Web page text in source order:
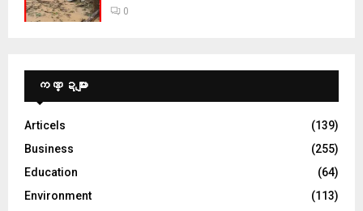
0
ကဏ္ဍများ
Articels
(139)
Business
(255)
Education
(64)
Environment
(113)